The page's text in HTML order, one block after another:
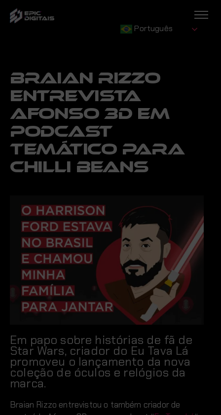
BRAIAN RIZZO
ENTREVISTA
AFONSO 3D EM
PODCAST
TEMÁTICO PARA
CHILLI BEANS
Em papo sobre histórias de fã de
Star Wars, criador do Eu Tava Lá
promoveu o lançamento da nova
coleção de óculos e relógios da
marca.
Braian Rizzo entrevistou o também criador de
Português